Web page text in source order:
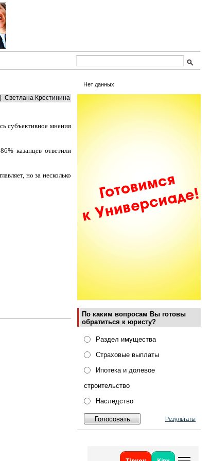
Нет данных
По каким вопросам Вы готовы
обратиться к юристу?
Раздел имущества
Страховые выплаты
Ипотека и долевое
строительство
Наследство
Результаты
Светлана Крестинина
субъективное мнения
казанцев ответили
но за несколько